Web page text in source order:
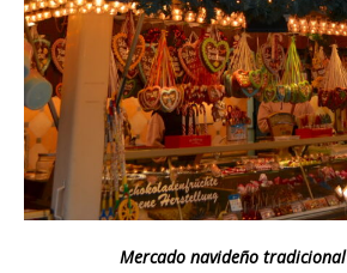
Mercado navideñotradicional